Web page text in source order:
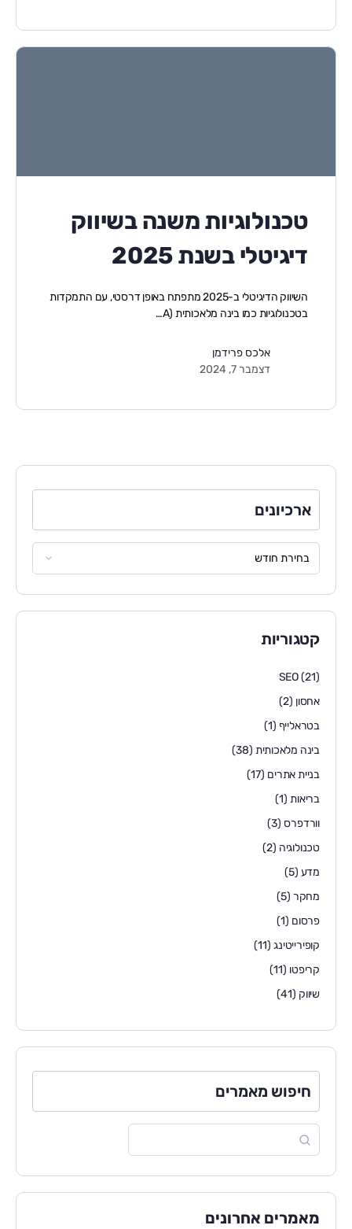
טכנולוגיות משנה בשיווק
דיגיטלי בשנת 2025
השיווק הדיגיטלי ב-2025 מתפתח באופן דרסטי, עם התמקדות
בטכנולוגיות כמו בינה מלאכותית (A…
אלכס פרידמן
דצמבר 7, 2024
ארכיונים
קטגוריות
SEO(21)
אחסון (2)
בטראלייף (1)
בינה מלאכותית (38)
בניית אתרים (17)
בריאות(1)
וורדפרס (3)
טכנולוגיה (2)
מדע (5)
מחקר (5)
פרסום (1)
קופירייטינג(11)
קריפטו (11)
שיווק (41)
חיפוש מאמרים
מאמרים אחרונים